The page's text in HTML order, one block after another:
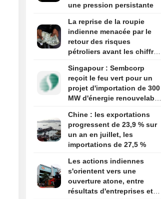
une pression persistante
La reprise de la roupie
indienne menacée par le
retour des risques
pétroliers avant les chiffres
Singapour : Sembcorp
reçoit le feu vert pour un
projet d'importation de 300
MW d'énergie renouvelable
Chine : les exportations
progressent de 23,9 % sur
un an en juillet, les
importations de 27,5 %
Les actions indiennes
s'orientent vers une
ouverture atone, entre
résultats d'entreprises et